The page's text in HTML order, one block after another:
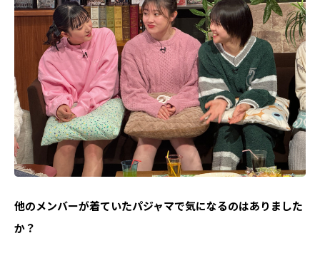
――他のメンバーが着ていたパジャマで気になるのはありました
か？